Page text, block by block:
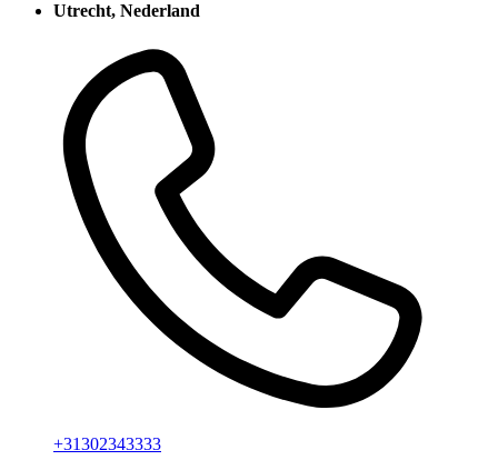
Utrecht, Nederland
+31302343333